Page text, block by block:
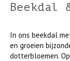
Beekdal
In ons beekdal
en groeien
dotterbloemen.